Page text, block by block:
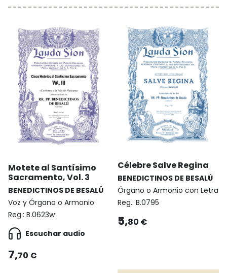
Motete al Santísimo
Sacramento, Vol. 3
BENEDICTINOS DE BESALÚ
Voz y Órgano o Armonio
Reg.: B.0623w
Escuchar audio
7,70 €
Célebre Salve Regina
BENEDICTINOS DE BESALÚ
Órgano o Armonio con Letra
Reg.: B.0795
5,80 €